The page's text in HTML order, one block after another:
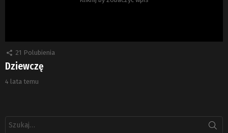
21 Polubienia
Dziewczę
4 lata temu